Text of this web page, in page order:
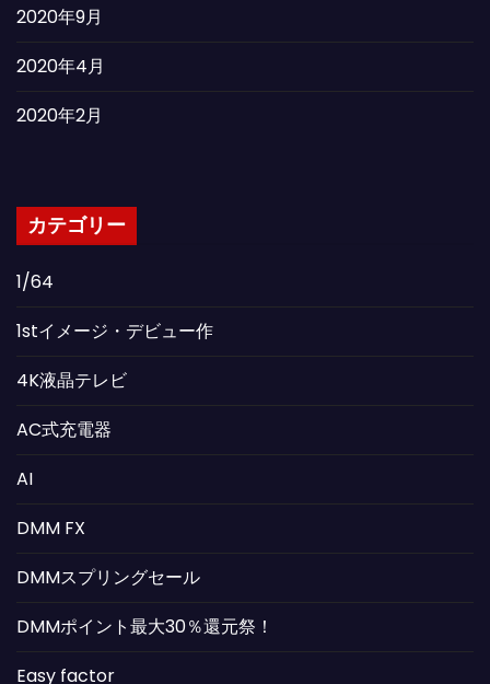
2020年9月
2020年4月
2020年2月
カテゴリー
1/64
1stイメージ・デビュー作
4K液晶テレビ
AC式充電器
AI
DMM FX
DMMスプリングセール
DMMポイント最大30％還元祭！
Easy factor